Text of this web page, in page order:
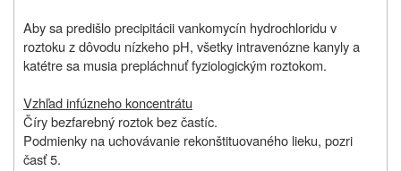
Aby sa predišlo precipitácii vankomycín hydrochloridu v
roztoku z dôvodu nízkeho pH, všetky intravenózne kanyly a
katétre sa musia prepláchnuť fyziologickým roztokom.
Vzhľad infúzneho koncentrátu
Číry bezfarebný roztok bez častíc.
Podmienky na uchovávanie rekonštituovaného lieku, pozri
časť 5.